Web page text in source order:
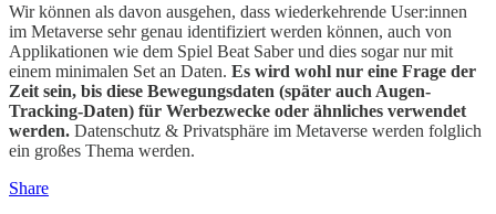
Wir können als davon ausgehen, dass wiederkehrende User:innen
im Metaverse sehr genau identifiziert werden können, auch von
Applikationen wie dem Spiel Beat Saber und dies sogar nur mit
einem minimalen Set an Daten. Es wird wohl nur eine Frage der
Zeit sein, bis diese Bewegungsdaten (später auch Augen-
Tracking-Daten) für Werbezwecke oder ähnliches verwendet
werden. Datenschutz & Privatsphäre im Metaverse werden folglich
ein großes Thema werden.
Share